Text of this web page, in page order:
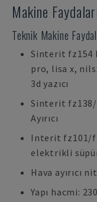
Makine
Teknik Makine
Sinterit fz154
pro, lisa x,
3d yazıcı
Sinterit fz138/
Ayırıcı
Interit fz101/
elektrikli
Hava ayırıcı
Yapı hacmi: